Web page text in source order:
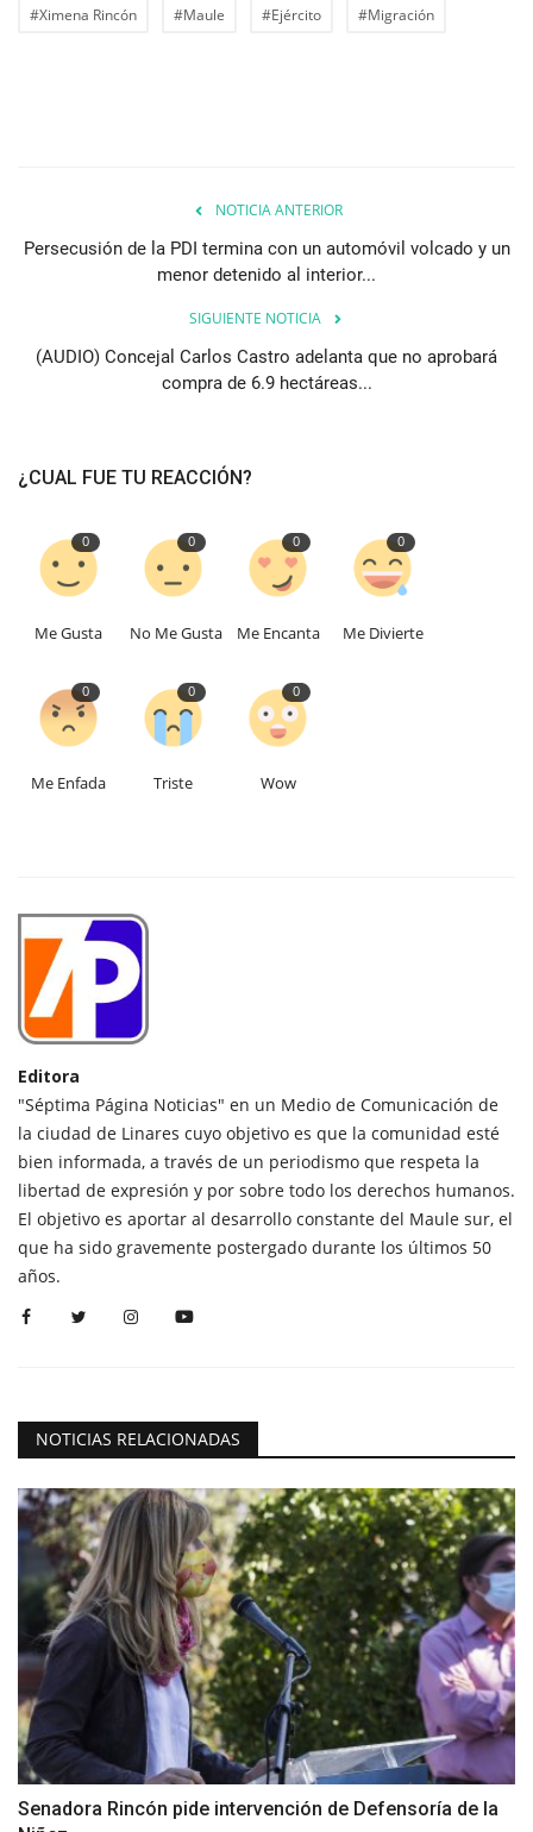
#Ximena Rincón #Maule #Ejército #Migración
NOTICIA ANTERIOR
Persecusión de la PDI termina con un automóvil volcado y un
menor detenido al interior...
SIGUIENTE NOTICIA
(AUDIO) Concejal Carlos Castro adelanta que no aprobará
compra de 6.9 hectáreas...
¿CUAL FUE TU REACCIÓN?
0
Me Gusta
0
No Me Gusta
0
Me Encanta
0
Me Divierte
0
Me Enfada
0
Triste
0
Wow
Editora
"Séptima Página Noticias" en un Medio de Comunicación de
la ciudad de Linares cuyo objetivo es que la comunidad esté
bien informada, a través de un periodismo que respeta la
libertad de expresión y por sobre todo los derechos humanos.
El objetivo es aportar al desarrollo constante del Maule sur, el
que ha sido gravemente postergado durante los últimos 50
años.
NOTICIAS RELACIONADAS
Senadora Rincón pide intervención de Defensoría de la